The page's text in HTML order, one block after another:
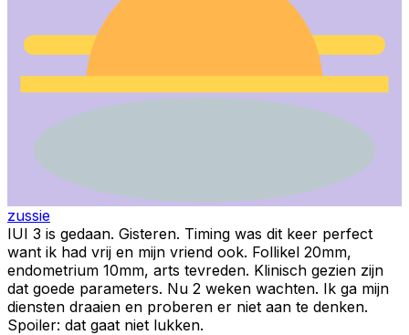
zussie
IUI 3 is gedaan. Gisteren. Timing was dit keer perfect
want ik had vrij en mijn vriend ook. Follikel 20mm,
endometrium 10mm, arts tevreden. Klinisch gezien zijn
dat goede parameters. Nu 2 weken wachten. Ik ga mijn
diensten draaien en proberen er niet aan te denken.
Spoiler: dat gaat niet lukken.